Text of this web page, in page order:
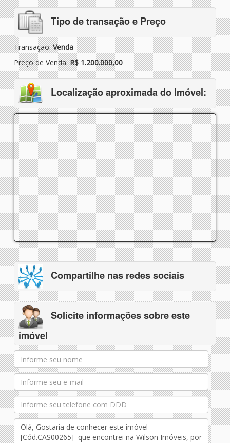
Tipo de transação e Preço
Transação:Venda
Preço de Venda:R$ 1.200.000,00
Localização aproximada do Imóvel:
Compartilhe nas redes sociais
Solicite informações sobre este
imóvel